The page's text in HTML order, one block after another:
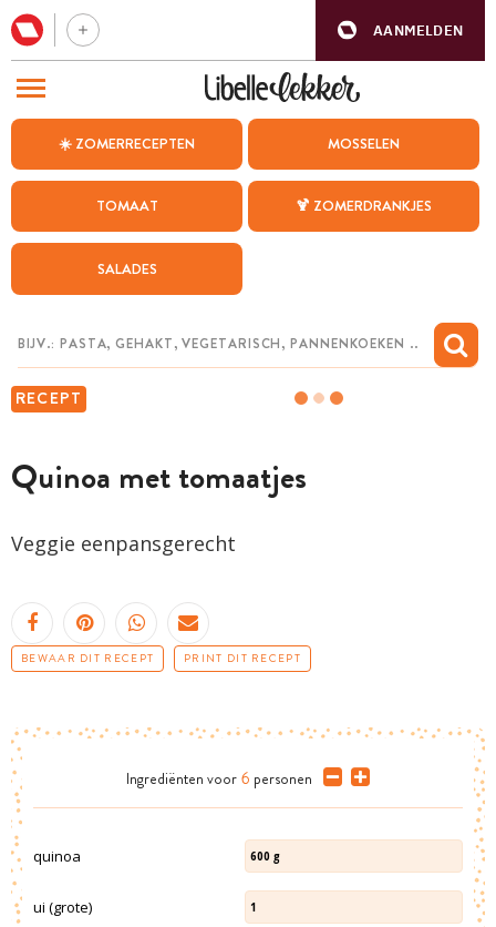
AANMELDEN
☀️ ZOMERRECEPTEN MOSSELEN
TOMAAT 🍹 ZOMERDRANKJES
SALADES
RECEPT
Quinoa met tomaatjes
Veggie eenpansgerecht
BEWAAR DIT RECEPT PRINT DIT RECEPT
Ingrediënten voor 6 personen
quinoa 600 g
ui (grote) 1
BEZOEK ONZE ANDERE WEBSITES
WEEKMENU
CHAT MET MAIA
MIJN BEWAARDE RECEPTEN